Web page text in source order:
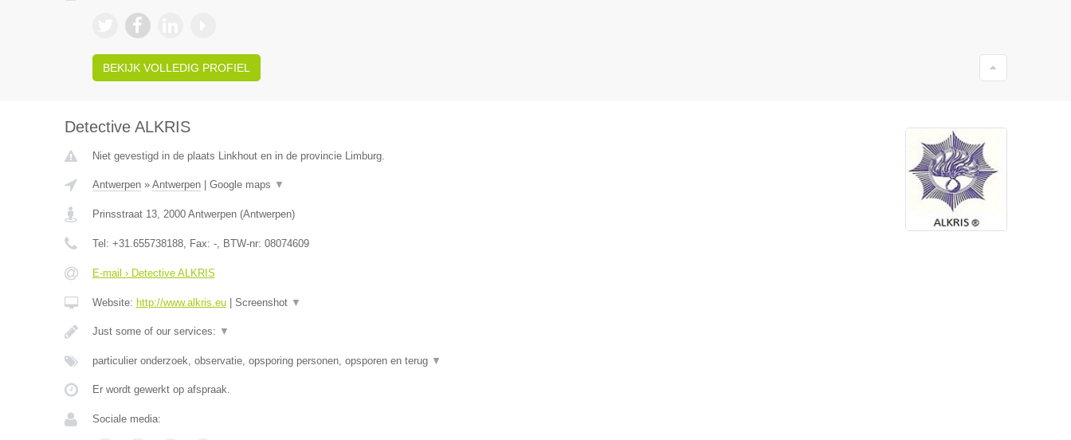
BEKIJK VOLLEDIG PROFIEL
Detective ALKRIS
Niet gevestigd in de plaats Linkhout en in de provincie Limburg.
Antwerpen» Antwerpen| Google maps ▼
Prinsstraat 13, 2000 Antwerpen(Antwerpen)
Tel: +31.655738188, Fax: -, BTW-nr: 08074609
E-mail › Detective ALKRIS
Website: http://www.alkris.eu| Screenshot ▼
Just some of our services: ▼
particulier onderzoek, observatie, opsporing personen, opsporen en terug ▼
Er wordt gewerkt op afspraak.
Sociale media: